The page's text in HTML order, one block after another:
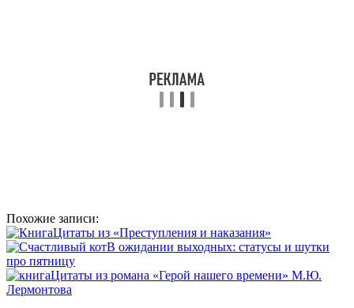
Похожие записи:
Цитаты из «Преступления и наказания»
В ожидании выходных: статусы и шутки
про пятницу
Цитаты из романа «Герой нашего времени» М.Ю.
Лермонтова